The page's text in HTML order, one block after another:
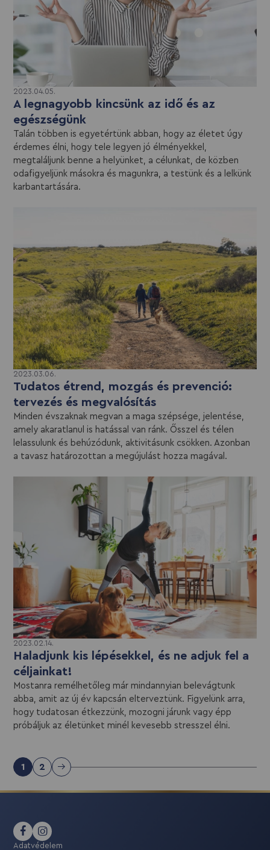
2023.04.05.
A legnagyobb kincsünk az idő és az
egészségünk
Talán többen is egyetértünk abban, hogy az életet úgy
érdemes élni, hogy tele legyen jó élményekkel,
megtaláljunk benne a helyünket, a célunkat, de közben
odafigyeljünk másokra és magunkra, a testünk és a lelkünk
karbantartására.
2023.03.06.
Tudatos étrend, mozgás és prevenció:
tervezés és megvalósítás
Minden évszaknak megvan a maga szépsége, jelentése,
amely akaratlanul is hatással van ránk. Ősszel és télen
lelassulunk és behúzódunk, aktivitásunk csökken. Azonban
a tavasz határozottan a megújulást hozza magával.
2023.02.14.
Haladjunk kis lépésekkel, és ne adjuk fel a
céljainkat!
Mostanra remélhetőleg már mindannyian belevágtunk
abba, amit az új év kapcsán elterveztünk. Figyelünk arra,
hogy tudatosan étkezzünk, mozogni járunk vagy épp
próbáljuk az életünket minél kevesebb stresszel élni.
1 2
Adatvédelem